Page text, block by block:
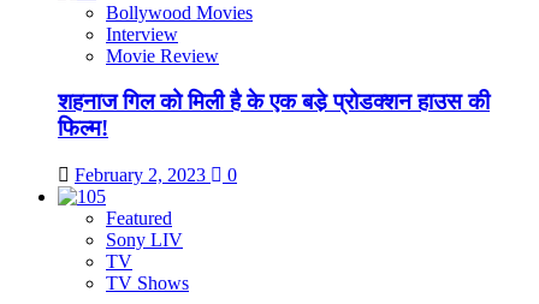
Bollywood Movies
Interview
Movie Review
शहनाज गिल को मिली है के एक बडे़ प्रोडक्शन हाउस की
फिल्म!
February 2, 2023 0
Featured
Sony LIV
TV
TV Shows